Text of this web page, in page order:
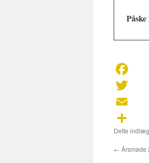
Facebook
Twitter
Email
Share
Dette
← Årsmøde